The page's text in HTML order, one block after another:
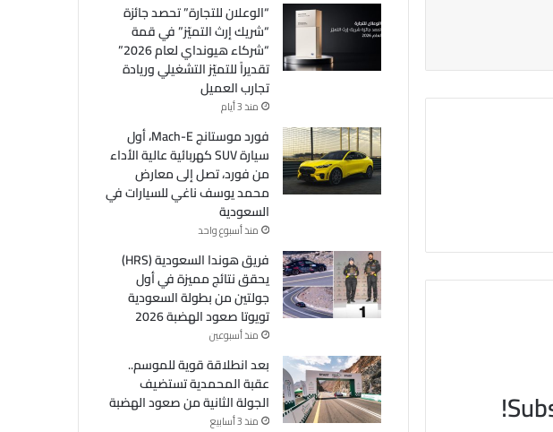
“الوعلان للتجارة” تحصد جائزة
“شريك إرث التميّز” في قمة
“شركاء هيونداي لعام 2026”
تقديراً للتميّز التشغيلي وريادة
تجارب العميل
منذ 3 أيام
فورد موستانج Mach-E، أول
سيارة SUV كهربائية عالية الأداء
من فورد، تصل إلى معارض
محمد يوسف ناغي للسيارات في
السعودية
منذ أسبوع واحد
فريق هوندا السعودية (HRS)
يحقق نتائج مميزة في أول
جولتين من بطولة السعودية
تويوتا صعود الهضبة 2026
منذ أسبوعين
بعد انطلاقة قوية للموسم..
عقبة المحمدية تستضيف
الجولة الثانية من صعود الهضبة
منذ 3 أسابيع